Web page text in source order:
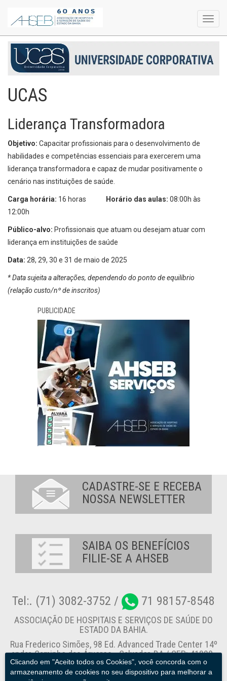
UCAS
Liderança Transformadora
Objetivo: Capacitar profissionais para o desenvolvimento de
habilidades e competências essenciais para exercerem uma
liderança transformadora e capaz de mudar positivamente o
cenário nas instituições de saúde.
Carga horária: 16 horas Horário das aulas: 08:00h às
12:00h
Público-alvo: Profissionais que atuam ou desejam atuar com
liderança em instituições de saúde
Data: 28, 29, 30 e 31 de maio de 2025
* Data sujeita a alterações, dependendo do ponto de equilíbrio
(relação custo/nº de inscritos)
PUBLICIDADE
Clicando em "Aceito todos os Cookies", você concorda com o
armazenamento de cookies no seu dispositivo para melhorar a
CADASTRE-SE E RECEBA
NOSSA NEWSLETTER
SAIBA OS BENEFÍCIOS
FILIE-SE A AHSEB
Tel:. (71) 3082-3752 / 71 98157-8548
ASSOCIAÇÃO DE HOSPITAIS E SERVIÇOS DE SAÚDE DO
ESTADO DA BAHIA.
Rua Frederico Simões, 98 Ed. Advanced Trade Center 14º
andar, Caminho das Árvores - Salvador-BA / CEP: 41820-
774